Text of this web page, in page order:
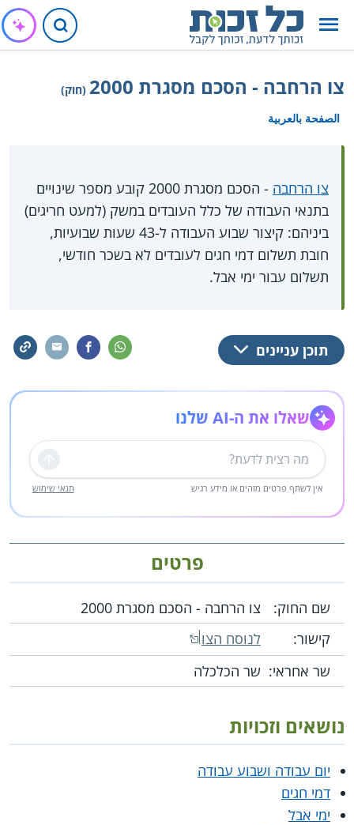
צו הרחבה - הסכם מסגרת 2000
(חוק)
الصفحة بالعربية
צו הרחבה
- הסכם מסגרת 2000 קובע מספר שינויים
בתנאי העבודה של כלל העובדים במשק (למעט חריגים)
ביניהם: קיצור שבוע העבודה ל-43 שעות שבועיות,
חובת תשלום דמי חגים לעובדים לא בשכר חודשי,
תשלום עבור ימי אבל.
תוכן עניינים
שאלו את ה-AI שלנו
שליחה
אין לשתף פרטים מזהים או מידע רגיש תנאי שימוש
פרטים
שם החוק:
צו הרחבה - הסכם מסגרת 2000
קישור:
לנוסח הצו
שר אחראי: שר הכלכלה
נושאים וזכויות
יום עבודה ושבוע עבודה
דמי חגים
ימי אבל